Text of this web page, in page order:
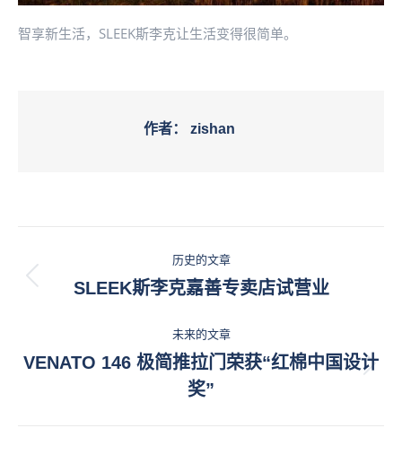
智享新生活，SLEEK斯李克让生活变得很简单。
作者： zishan
章
航
历史的文章
历
的
文
章：
SLEEK斯李克嘉善专卖店试营业
未来的文章
未
来
VENATO 146 极简推拉门荣获“红棉中国设计
奖”